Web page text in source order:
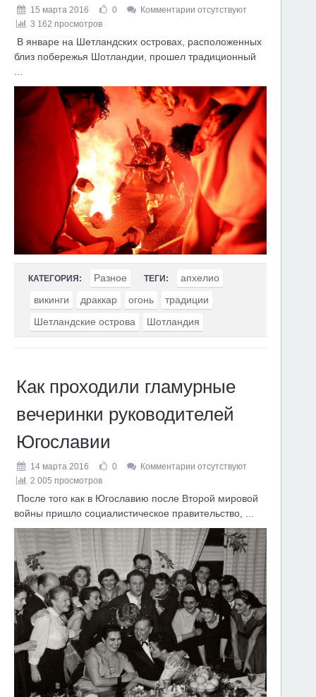
15 марта 2016 0
Комментарии отсутствуют
3 162 просмотров
В январе на Шетландских островах, расположенных
близ побережья Шотландии, прошел традиционный
КАТЕГОРИЯ: Разное ТЕГИ:
апхелио
викинги
драккар огонь
традиции
Шетландские острова
Шотландия
Как проходили гламурные
вечеринки руководителей
Югославии
14 марта 2016 0
Комментарии отсутствуют
2 005 просмотров
После того как в Югославию после Второй мировой
войны пришло социалистическое правительство, ...